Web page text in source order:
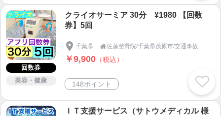
回数券
美容・健康
クライオサーミア 30分 ¥1980 【回数
券】5回
千葉県 
￥9,900 （税込）
148ポイント
ＩＴ支援サービス（サトウメディカル 様